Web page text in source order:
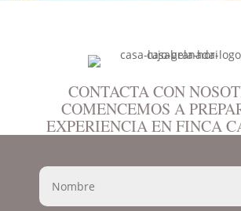
CONTACTA CON
COMENCEMOS A
EXPERIENCIA EN FINCA